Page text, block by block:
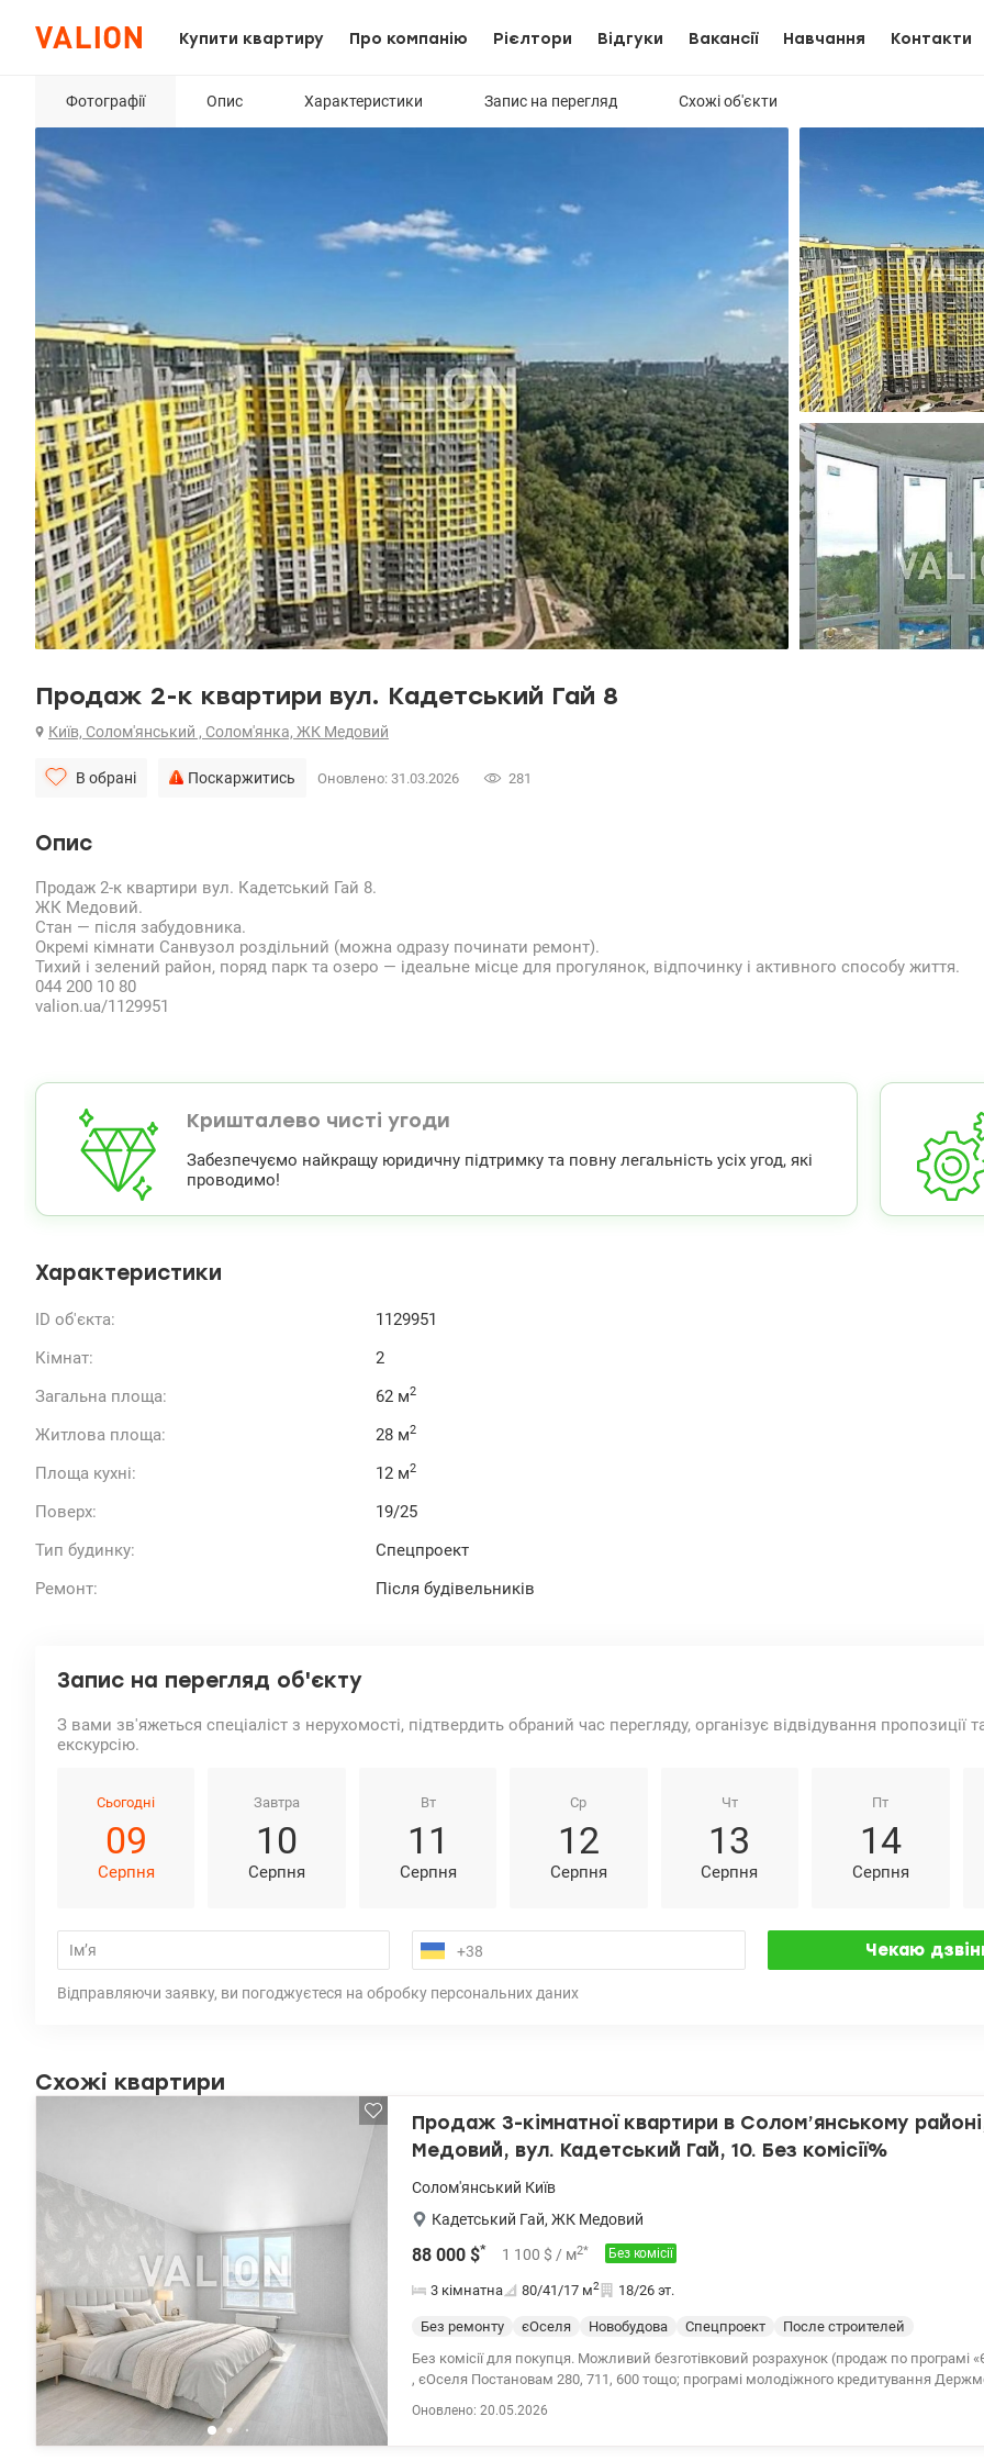
Купити квартиру Про компанію Рієлтори Відгуки Вакансії Навчання Контакти
Фотографії Опис Характеристики Запис на перегляд Схожі об'єкти
Продаж 2-к квартири вул. Кадетський Гай 8
Київ, Солом'янський , Солом'янка, ЖК Медовий
В обрані Поскаржитись Оновлено: 31.03.2026 281
Опис
Продаж 2-к квартири вул. Кадетський Гай 8.
ЖК Медовий.
Стан — після забудовника.
Окремі кімнати Санвузол роздільний (можна одразу починати ремонт).
Тихий і зелений район, поряд парк та озеро — ідеальне місце для прогулянок, відпочинку і активного способу життя.
044 200 10 80
valion.ua/1129951
Кришталево чисті угоди
Забезпечуємо найкращу юридичну підтримку та повну легальність усіх угод, які
проводимо!
Характеристики
ID об'єкта:
1129951
Кімнат:
2
Загальна площа:
62 м2
Житлова площа: 28 м2
Площа кухні: 12 м2
Поверх:
19/25
Тип будинку:
Спецпроект
Ремонт:
Після будівельників
Запис на перегляд об'єкту
З вами зв'яжеться спеціаліст з нерухомості, підтвердить обраний час перегляду, організує відвідування пропозиції
екскурсію.
Сьогодні
09
Серпня
Завтра
10
Серпня
Вт
11
Серпня
Ср
12
Серпня
Чт
13
Серпня
Пт
14
Серпня
Відправляючи заявку, ви погоджуєтеся на обробку персональних даних
Схожі квартири
Продаж 3-кімнатної квартири в Солом’янському
Медовий, вул. Кадетський Гай, 10. Без комісії%
Солом'янський Київ
Кадетський Гай, ЖК Медовий
88 000 $* 1 100 $ / м2* Без комісії
3 кімнатна 80/41/17 м2 18/26 эт.
Без ремонту єОселя Новобудова Спецпроект
После строителей
Без комісії для покупця. Можливий безготівковий розрахунок (продаж по програмі
, єОселя Постановам 280, 711, 600 тощо; програмі молодіжного кредитування
Оновлено: 20.05.2026